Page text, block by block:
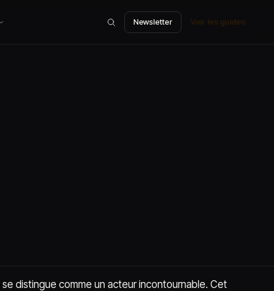
Newsletter Voir les guides
se distingue comme un acteur incontournable. Cet